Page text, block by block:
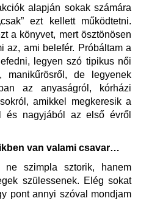
alapján sokak számára
ezt kellett működtetni.
a könyvet, mert ösztönösen
az, ami belefér. Próbáltam a
legyen szó tipikus női
manikűrösről, de legyenek
az anyaságról, kórházi
amikkel megkeresik a
és nagyjából az első évről
van valami csavar…
ne szimpla sztorik, hanem
szülessenek. Elég sokat
pont annyi szóval mondjam